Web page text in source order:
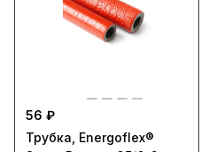
56 ₽
Трубка, Energoflex®